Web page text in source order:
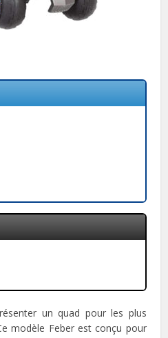
un quad pour les plus
modèle Feber est conçu pour